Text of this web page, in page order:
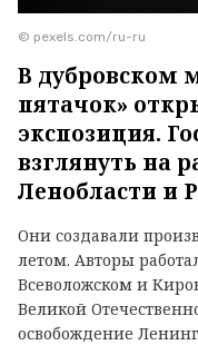
© pexels.com/ru-ru
В дубровском
пятачок»
экспозиция.
взглянуть на
Ленобласти и
Они создавали
летом. Авторы
Всеволожском и
Великой
освобождение